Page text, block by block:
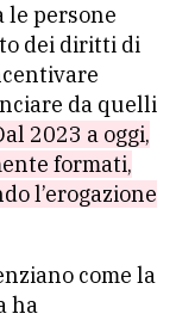
le persone
dei diritti di
da quelli
2023 a oggi,
formati,
l’erogazione
come la
ha